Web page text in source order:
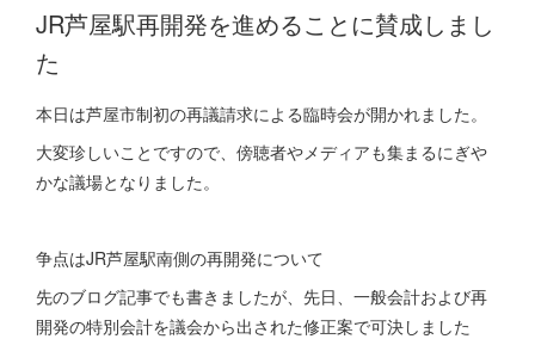
JR芦屋駅再開発を進めることに賛成しまし
た
本日は芦屋市制初の再議請求による臨時会が開かれました。
大変珍しいことですので、傍聴者やメディアも集まるにぎや
かな議場となりました。
争点はJR芦屋駅南側の再開発について
先のブログ記事でも書きましたが、先日、一般会計および再
開発の特別会計を議会から出された修正案で可決しました